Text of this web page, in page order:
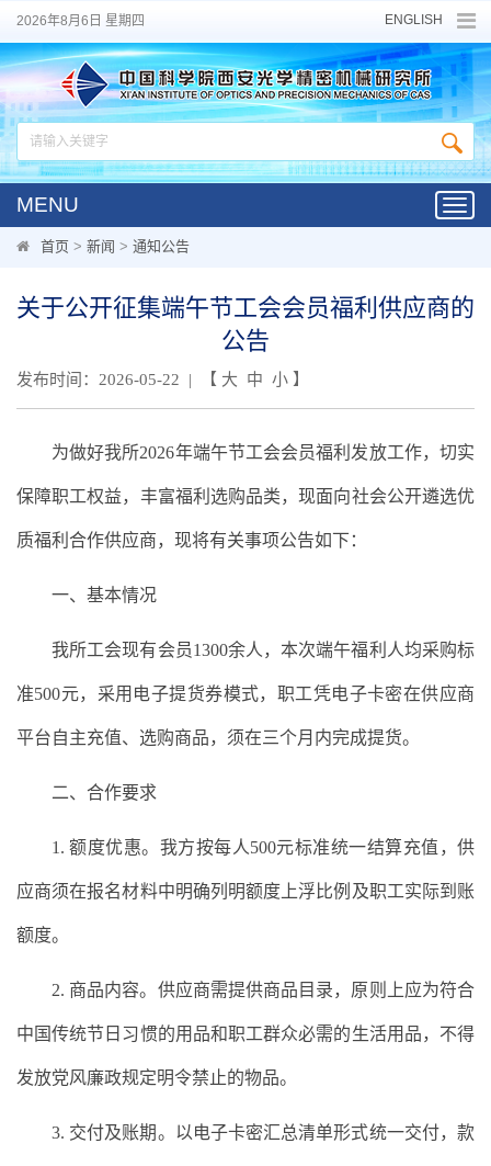
2026年8月6日 星期四 ENGLISH
MENU
首页 > 新闻 > 通知公告
关于公开征集端午节工会会员福利供应商的
公告
发布时间：2026-05-22 | 【 大 中 小 】
为做好我所2026年端午节工会会员福利发放工作，切实
保障职工权益，丰富福利选购品类，现面向社会公开遴选优
质福利合作供应商，现将有关事项公告如下：
一、基本情况
我所工会现有会员1300余人，本次端午福利人均采购标
准500元，采用电子提货券模式，职工凭电子卡密在供应商
平台自主充值、选购商品，须在三个月内完成提货。
二、合作要求
1. 额度优惠。我方按每人500元标准统一结算充值，供
应商须在报名材料中明确列明额度上浮比例及职工实际到账
额度。
2. 商品内容。供应商需提供商品目录，原则上应为符合
中国传统节日习惯的用品和职工群众必需的生活用品，不得
发放党风廉政规定明令禁止的物品。
3. 交付及账期。以电子卡密汇总清单形式统一交付，款